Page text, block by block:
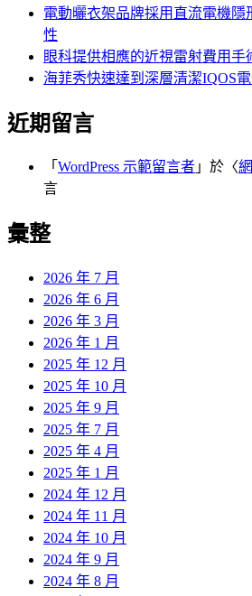
電動曬衣架品牌採用直流電機隱
性
眼科提供相應的近視雷射費用手
海菲秀快速達到深層清潔IQOS
近期留言
「 WordPress 示範留言者 」於〈
言
彙整
2026 年 7 月
2026 年 6 月
2026 年 3 月
2026 年 1 月
2025 年 12 月
2025 年 10 月
2025 年 9 月
2025 年 7 月
2025 年 4 月
2025 年 1 月
2024 年 12 月
2024 年 11 月
2024 年 10 月
2024 年 9 月
2024 年 8 月